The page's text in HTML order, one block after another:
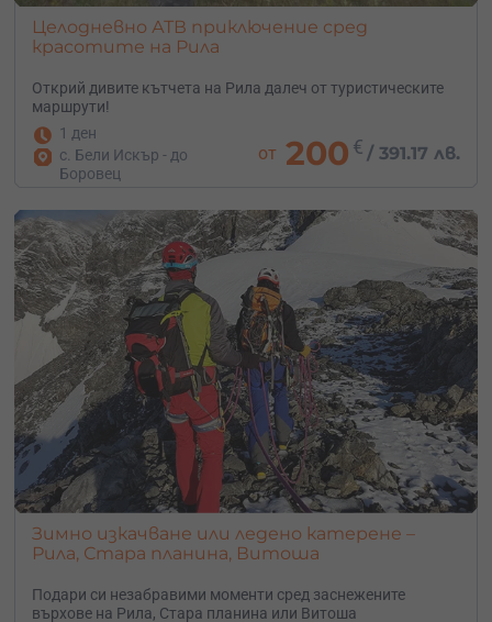
Целодневно АТВ приключение сред
красотите на Рила
Открий дивите кътчета на Рила далеч от туристическите
маршрути!
1 ден
с. Бели Искър - до
Боровец
от 200 € /391.17 лв.
Зимно изкачване или ледено катерене –
Рила, Стара планина, Витоша
Подари си незабравими моменти сред заснежените
върхове на Рила, Стара планина или Витоша